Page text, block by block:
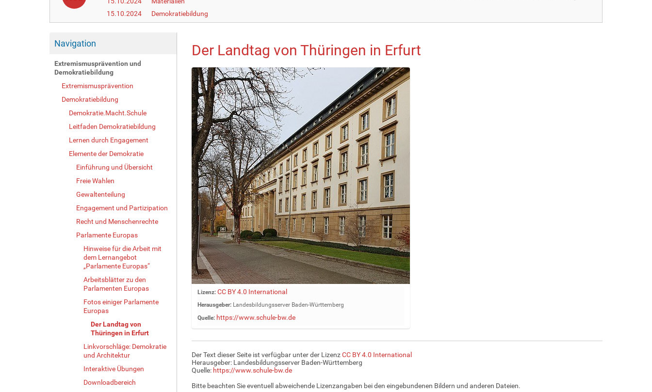
15.10.2024
Demokratiebildung
Navigation
Extremismusprävention und
Demokratiebildung
Extremismusprävention
Demokratiebildung
Demokratie.Macht.Schule
Leitfaden Demokratiebildung
Lernen durch Engagement
Elemente der Demokratie
Einführung und Übersicht
Freie Wahlen
Gewaltenteilung
Engagement und Partizipation
Recht und Menschenrechte
Parlamente Europas
Hinweise für die Arbeit mit
dem Lernangebot
„Parlamente Europas“
Arbeitsblätter zu den
Parlamenten Europas
Fotos einiger Parlamente
Europas
Der Landtag von
Thüringen in Erfurt
Linkvorschläge: Demokratie
und Architektur
Interaktive Übungen
Downloadbereich
Der Landtag von Thüringen in Erfurt
Z
g
e
B
l
d
n
Lizenz: CC BY 4.0 International
Herausgeber:Landesbildungsserver Baden-Württemberg
Quelle: https://www.schule-bw.de
Der Text dieser Seite ist verfügbar unter der LizenzCC BY 4.0 International
Herausgeber: Landesbildungsserver Baden-Württemberg
Quelle: https://www.schule-bw.de
Bitte beachten Sie eventuell abweichende Lizenzangaben bei den eingebundenen Bildern und anderen Dateien.